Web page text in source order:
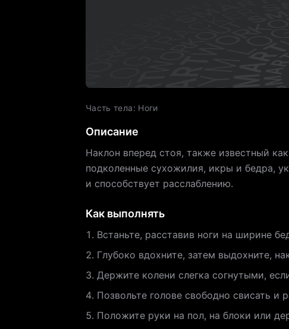
Часть тела: Ноги
Описание
Наклон вперед стоя, также известный
подколенные сухожилия, икры и бедра,
и способствует расслаблению.
Как выполнять
Встаньте, расставив ноги на ширине
Глубоко вдохните, затем выдохните,
Держите колени слегка согнутыми,
Позвольте голове свободно свисать и
Положите руки на пол, на блоки или